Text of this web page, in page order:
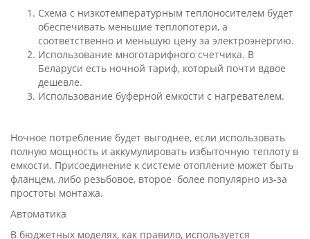
Схема с низкотемпературным теплоносителем будет
обеспечивать меньшие теплопотери, а
соответственно и меньшую цену за электроэнергию.
Использование многотарифного счетчика. В
Беларуси есть ночной тариф, который почти вдвое
дешевле.
Использование буферной емкости с нагревателем.
Ночное потребление будет выгоднее, если использовать
полную мощность и аккумулировать избыточную теплоту в
емкости. Присоединение к системе отопление может быть
фланцем, либо резьбовое, второе более популярно из-за
простоты монтажа.
Автоматика
В бюджетных моделях, как правило, используется